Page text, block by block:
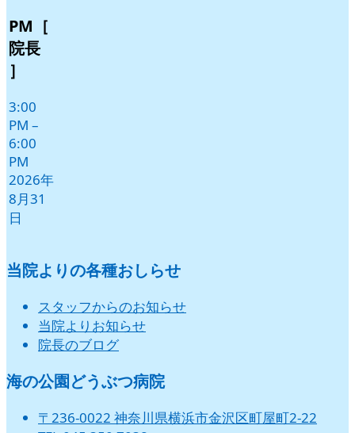
PM［
院長
］
3:00
PM –
6:00
PM
2026年
8月31
日
当院よりの各種おしらせ
スタッフからのお知らせ
当院よりお知らせ
院長のブログ
海の公園どうぶつ病院
〒236-0022 神奈川県横浜市金沢区町屋町2-22